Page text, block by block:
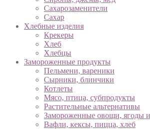
Сахарозаменители
Сахар
Хлебные изделия
Крекеры
Хлеб
Хлебцы
Замороженные продукты
Пельмени, вареники
Сырники, блинчики
Котлеты
Мясо, птица, субпродукты
Растительные альтернативы
Замороженные овощи, ягоды
Вафли, кексы, пицца, хлеб